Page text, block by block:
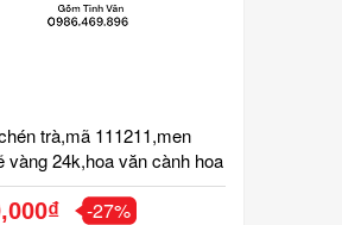
trà,mã 111211,men
vàng 24k,hoa văn cành hoa
giản,sang trọng,gốm bát
vân
-27%